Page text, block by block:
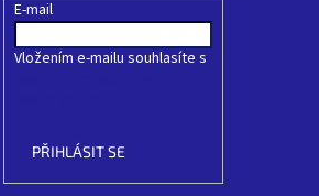
E-mail
Vložením e-mailu souhlasíte s
PŘIHLÁSIT SE